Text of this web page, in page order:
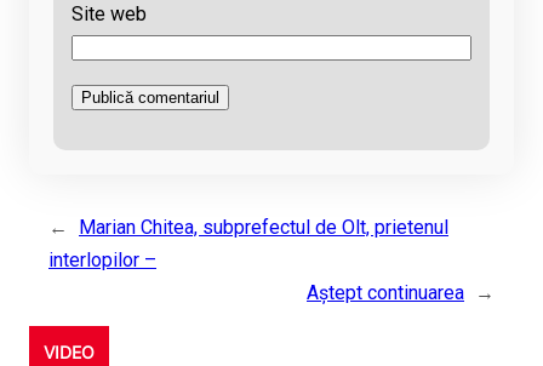
Site web
←
Marian Chitea, subprefectul de Olt, prietenul
interlopilor –
Aştept continuarea
→
VIDEO